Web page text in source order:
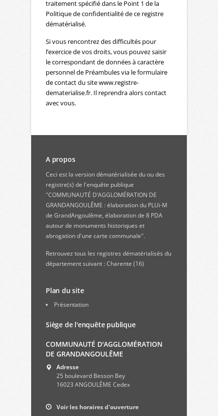
traitement spécifié dans le Point 1 de la
Politique de confidentialité de ce registre
dématérialisé.
Si vous rencontrez des difficultés pour
l’exercice de vos droits, vous pouvez saisir
le correspondant de données à caractère
personnel de Préambules via le formulaire
de contact du site www.registre-
dematerialise.fr. Il reprendra alors contact
avec vous.
A propos
Ceci est la version dématérialisée du ou des
registre(s) de l'enquête publique
"COMMUNAUTÉ D’AGGLOMÉRATION DE
GRANDANGOULÊME : élaboration du PLUi-M
de GrandAngoulême, élaboration de 8 PDA
autour de monuments historiques et
abrogation d'une carte communale".
Retrouvez tous les registres dématérialisés du
département suivant : Charente (16)
Plan du site
Présentation
Siège de l'enquête publique
COMMUNAUTÉ D'AGGLOMÉRATION
DE GRANDANGOULÊME
Adresse
25 boulevard Besson Bey
16023 ANGOULÊME Cedex
Voir les horaires d'ouverture